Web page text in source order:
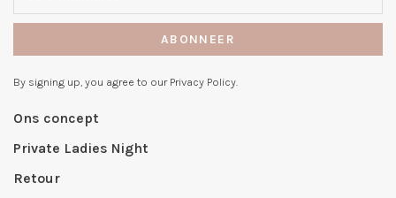
ABONNEER
By signing up, you agree to our Privacy Policy.
Ons concept
Private Ladies Night
Retour